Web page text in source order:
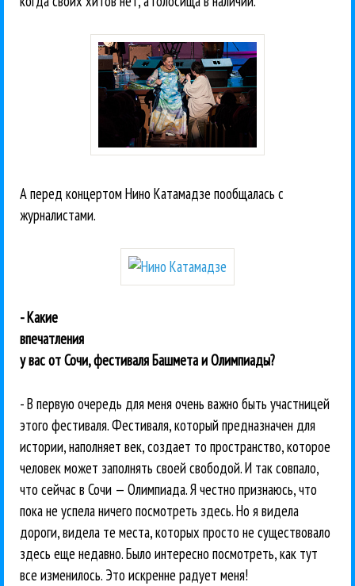
А перед концертом Нино Катамадзе пообщалась с
журналистами.
- Какие
впечатления
у вас от Сочи, фестиваля Башмета и Олимпиады?
- В первую очередь для меня очень важно быть участницей
этого фестиваля. Фестиваля, который предназначен для
истории, наполняет век, создает то пространство, которое
человек может заполнять своей свободой. И так совпало,
что сейчас в Сочи — Олимпиада. Я честно признаюсь, что
пока не успела ничего посмотреть здесь. Но я видела
дороги, видела те места, которых просто не существовало
здесь еще недавно. Было интересно посмотреть, как тут
все изменилось. Это искренне радует меня!